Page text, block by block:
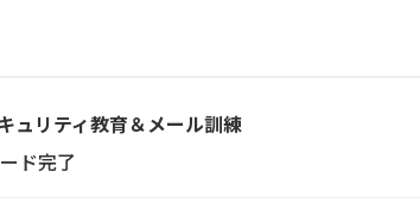
ュリティ教育＆メール訓練
ド完了